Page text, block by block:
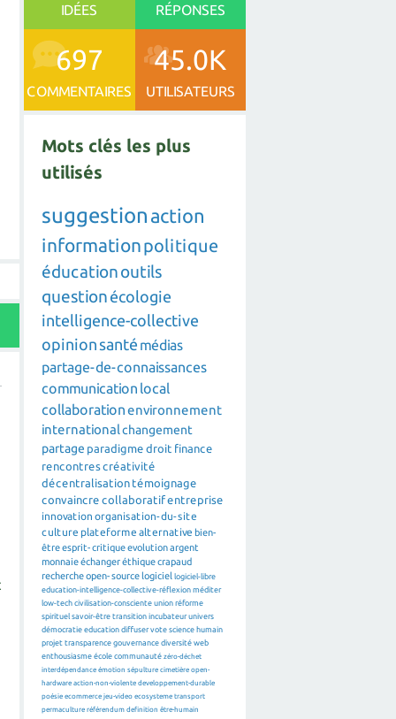
IDÉES RÉPONSES
697
COMMENTAIRES
45.0K
UTILISATEURS
Mots clés les plus
utilisés
suggestion action
informationpolitique
éducationoutils
question écologie
intelligence-collective
opinion santé médias
partage-de-connaissances
communication local
collaborationenvironnement
internationalchangement
partage paradigme droit finance
rencontrescréativité
décentralisation témoignage
convaincre collaboratifentreprise
innovation organisation-du-site
culture plateforme alternative bien-
êtreesprit-critiqueevolutionargent
monnaieéchangeréthiquecrapaud
rechercheopen-source logiciel logiciel-libre
education-intelligence-collective-réflexion méditer
low-tech civilisation-consciente union réforme
spirituel savoir-être transition incubateur univers
démocratie education diffuser vote science humain
projet transparence gouvernance diversité web
enthousiasme école communauté zéro-déchet
interdépendance émotion sépulture cimetière open-
hardware action-non-violente developpement-durable
poésie ecommerce jeu-video ecosysteme transport
permaculture référendum definition être-humain